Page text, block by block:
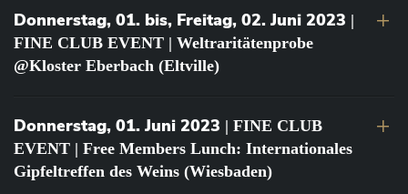
Donnerstag, 01. bis, Freitag, 02. Juni 2023 |
FINE CLUB EVENT | Weltraritätenprobe
@Kloster Eberbach (Eltville)
Donnerstag, 01. Juni 2023 | FINE CLUB
EVENT | Free Members Lunch: Internationales
Gipfeltreffen des Weins (Wiesbaden)